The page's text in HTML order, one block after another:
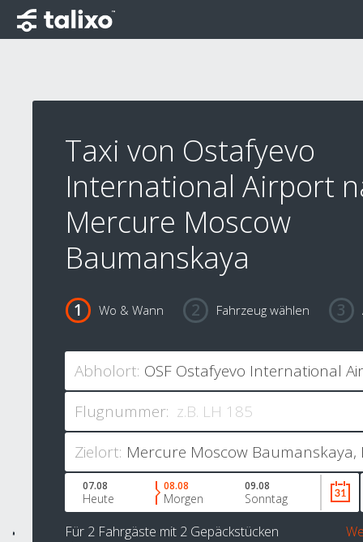
Taxi von Ostafyevo
International Airport
Mercure Moscow
Baumanskaya
Wo & Wann Fahrzeug wählen
Abholort:
Flugnummer:
Zielort:
07.08
Heute
08.08
Morgen
09.08
Sonntag
Für 2 Fahrgäste mit 2 Gepäckstücken